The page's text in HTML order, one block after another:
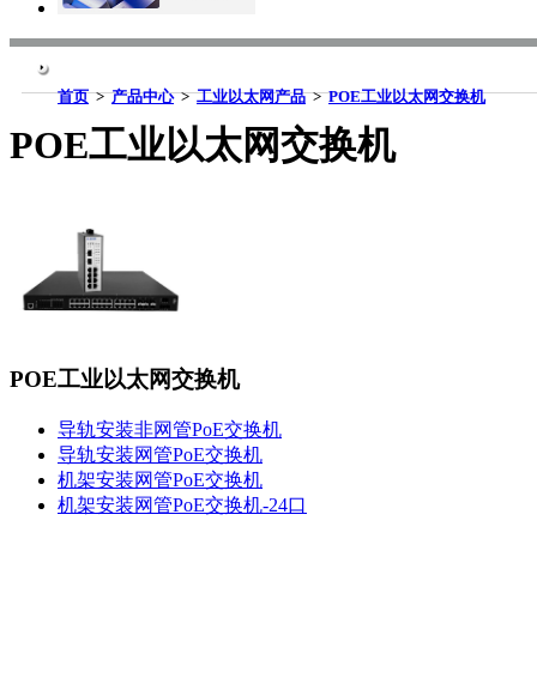
首页>产品中心>工业以太网产品>POE工业以太网交换机
POE工业以太网交换机
POE工业以太网交换机
导轨安装非网管PoE交换机
导轨安装网管PoE交换机
机架安装网管PoE交换机
机架安装网管PoE交换机-24口